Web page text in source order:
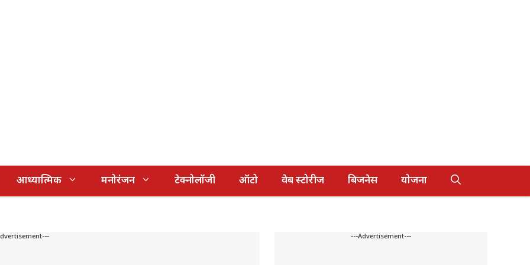
आध्यात्मिक मनोरंजन टेक्नोलॉजी ऑटो वेब स्टोरीज बिजनेस योजना
---Advertisement---